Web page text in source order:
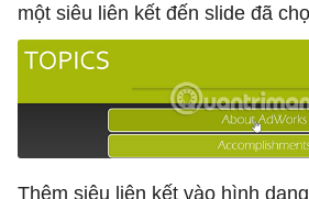
một siêu liên kết đến slide đã
Thêm siêu liên kết vào hình